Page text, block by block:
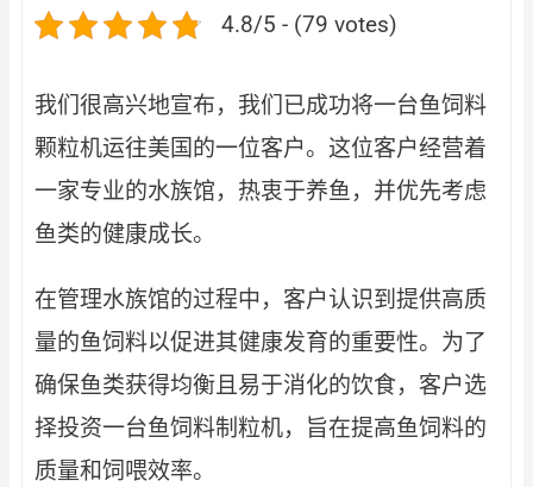
4.8/5 - (79 votes)
我们很高兴地宣布，我们已成功将一台鱼饲料
颗粒机运往美国的一位客户。这位客户经营着
一家专业的水族馆，热衷于养鱼，并优先考虑
鱼类的健康成长。
在管理水族馆的过程中，客户认识到提供高质
量的鱼饲料以促进其健康发育的重要性。为了
确保鱼类获得均衡且易于消化的饮食，客户选
择投资一台鱼饲料制粒机，旨在提高鱼饲料的
质量和饲喂效率。